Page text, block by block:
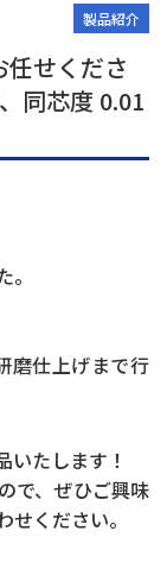
製品紹介
せくださ
同芯度 0.01
磨仕上げまで行
いたします！
で、ぜひご興味
ください。